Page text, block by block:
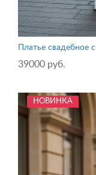
Платье свадебное
39000 руб.
НОВИНКА